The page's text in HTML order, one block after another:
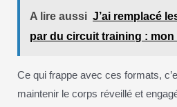
A lire aussi J’ai remplacé
par du circuit training : mon
Ce qui frappe avec ces formats,
maintenir le corps réveillé et